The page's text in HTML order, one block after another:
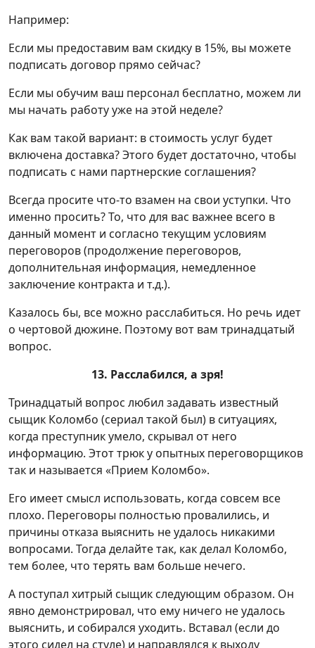
Например:
Если мы предоставим вам скидку в 15%, вы можете
подписать договор прямо сейчас?
Если мы обучим ваш персонал бесплатно, можем ли
мы начать работу уже на этой неделе?
Как вам такой вариант: в стоимость услуг будет
включена доставка? Этого будет достаточно, чтобы
подписать с нами партнерские соглашения?
Всегда просите что-то взамен на свои уступки. Что
именно просить? То, что для вас важнее всего в
данный момент и согласно текущим условиям
переговоров (продолжение переговоров,
дополнительная информация, немедленное
заключение контракта и т.д.).
Казалось бы, все можно расслабиться. Но речь идет
о чертовой дюжине. Поэтому вот вам тринадцатый
вопрос.
13. Расслабился, а зря!
Тринадцатый вопрос любил задавать известный
сыщик Коломбо (сериал такой был) в ситуациях,
когда преступник умело, скрывал от него
информацию. Этот трюк у опытных переговорщиков
так и называется «Прием Коломбо».
Его имеет смысл использовать, когда совсем все
плохо. Переговоры полностью провалились, и
причины отказа выяснить не удалось никакими
вопросами. Тогда делайте так, как делал Коломбо,
тем более, что терять вам больше нечего.
А поступал хитрый сыщик следующим образом. Он
явно демонстрировал, что ему ничего не удалось
выяснить, и собирался уходить. Вставал (если до
этого сидел на стуле) и направлялся к выходу